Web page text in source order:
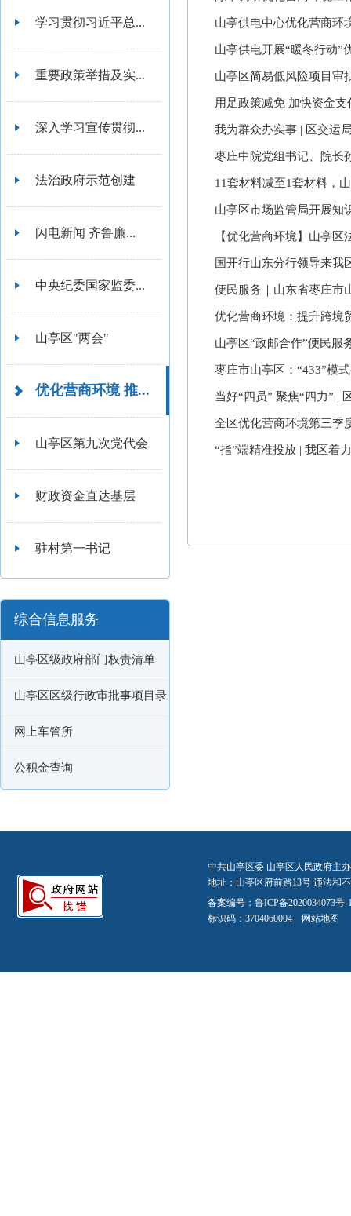
学习贯彻习近平总...
重要政策举措及实...
深入学习宣传贯彻...
法治政府示范创建
闪电新闻 齐鲁廉...
中央纪委国家监委...
山亭区"两会"
优化营商环境 推...
山亭区第九次党代会
财政资金直达基层
驻村第一书记
综合信息服务
山亭区级政府部门权责清单
山亭区区级行政审批事项目录
网上车管所
公积金查询
山亭供电中心优化营商环
山亭供电开展“暖冬行动”
山亭区简易低风险项目审
用足政策减免 加快资金
我为群众办实事 | 区交运
枣庄中院党组书记、院长
11套材料减至1套材料，
山亭区市场监管局开展知
【优化营商环境】山亭
国开行山东分行领导来我
便民服务｜山东省枣庄市
优化营商环境：提升跨境
山亭区“政邮合作”便民服
枣庄市山亭区：“433”模
当好“四员” 聚焦“四力” |
全区优化营商环境第三季
“指”端精准投放 | 我区着
中共山亭区委 山亭区人民政府主
地址：山亭区府前路13号 违法和
备案编号： 鲁ICP备2020034073号-
标识码：3704060004 网站地图